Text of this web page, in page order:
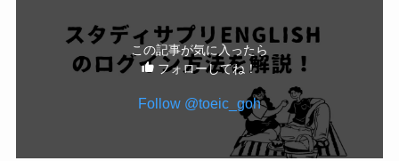
この記事が気に入ったら
フォローしてね！
Follow @toeic_goh